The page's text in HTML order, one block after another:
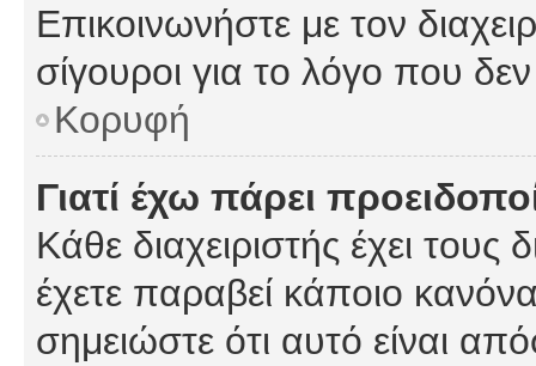
Επικοινωνήστε με τον
σίγουροι για το λόγο που
Κορυφή
Γιατί έχω πάρει
Κάθε διαχειριστής έχει
έχετε παραβεί κάποιο
σημειώστε ότι αυτό είναι